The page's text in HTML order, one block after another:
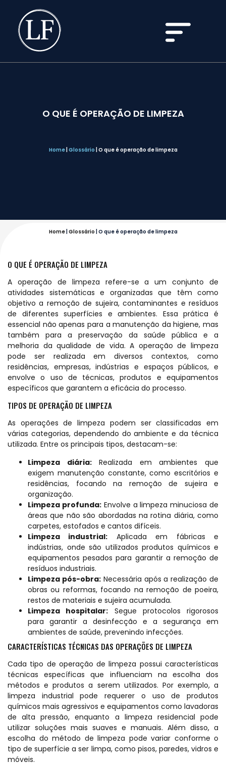
O QUE É OPERAÇÃO DE LIMPEZA
Home| Glossário O que é operação de limpeza
Home| Glossário O que é operação de limpeza
O QUE É OPERAÇÃO DE LIMPEZA
A operação de limpeza refere-se a um conjunto de
atividades sistemáticas e organizadas que têm como
objetivo a remoção de sujeira, contaminantes e resíduos
de diferentes superfícies e ambientes. Essa prática é
essencial não apenas para a manutenção da higiene, mas
também para a preservação da saúde pública e a
melhoria da qualidade de vida. A operação de limpeza
pode ser realizada em diversos contextos, como
residências, empresas, indústrias e espaços públicos, e
envolve o uso de técnicas, produtos e equipamentos
específicos que garantem a eficácia do processo.
TIPOS DE OPERAÇÃO DE LIMPEZA
As operações de limpeza podem ser classificadas em
várias categorias, dependendo do ambiente e da técnica
utilizada. Entre os principais tipos, destacam-se:
Limpeza diária:Realizada em ambientes que
exigem manutenção constante, como escritórios e
residências, focando na remoção de sujeira e
organização.
Limpeza profunda:Envolve a limpeza minuciosa de
áreas que não são abordadas na rotina diária, como
carpetes, estofados e cantos difíceis.
Limpeza industrial: Aplicada em fábricas e
indústrias, onde são utilizados produtos químicos e
equipamentos pesados para garantir a remoção de
resíduos industriais.
Limpeza pós-obra:Necessária após a realização de
obras ou reformas, focando na remoção de poeira,
restos de materiais e sujeira acumulada.
Limpeza hospitalar: Segue protocolos rigorosos
para garantir a desinfecção e a segurança em
ambientes de saúde, prevenindo infecções.
CARACTERÍSTICAS TÉCNICAS DAS OPERAÇÕES DE LIMPEZA
Cada tipo de operação de limpeza possui características
técnicas específicas que influenciam na escolha dos
métodos e produtos a serem utilizados. Por exemplo, a
limpeza industrial pode requerer o uso de produtos
químicos mais agressivos e equipamentos como lavadoras
de alta pressão, enquanto a limpeza residencial pode
utilizar soluções mais suaves e manuais. Além disso, a
escolha do método de limpeza pode variar conforme o
tipo de superfície a ser limpa, como pisos, paredes, vidros e
móveis.